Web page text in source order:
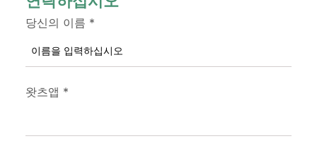
당신의 이름 *
왓츠앱 *